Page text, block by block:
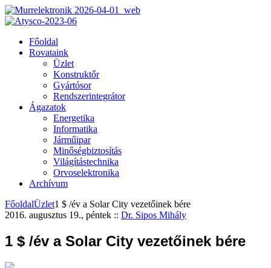
Főoldal
Rovataink
Üzlet
Konstruktőr
Gyártósor
Rendszerintegrátor
Ágazatok
Energetika
Informatika
Járműipar
Minőségbiztosítás
Világítástechnika
Orvoselektronika
Archívum
FőoldalÜzlet1 $ /év a Solar City vezetőinek bére
2016. augusztus 19., péntek :: Dr. Sipos Mihály
1 $ /év a Solar City vezetőinek bére